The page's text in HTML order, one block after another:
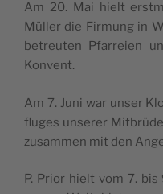
Am 20. Mai hielt
Mül­ler die Fir­mung in
betreu­ten Pfar­reien
Konvent.
Am 7. Juni war unser
fluges unse­rer
zusam­men mit den
P. Prior hielt vom 7.